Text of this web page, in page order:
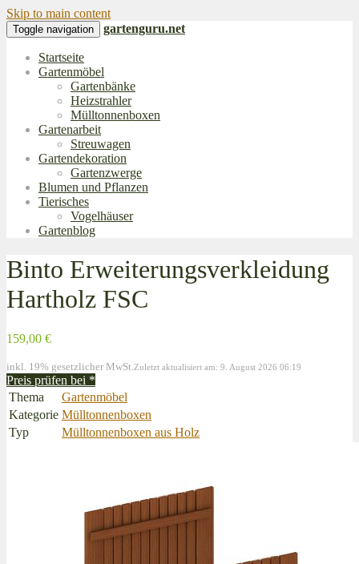
Skip to main content
Toggle navigation gartenguru.net
Startseite
Gartenmöbel
Gartenbänke
Heizstrahler
Mülltonnenboxen
Gartenarbeit
Streuwagen
Gartendekoration
Gartenzwerge
Blumen und Pflanzen
Tierisches
Vogelhäuser
Gartenblog
Binto Erweiterungsverkleidung
Hartholz FSC
159,00 €
inkl. 19% gesetzlicher MwSt. Zuletzt aktualisiert am: 9. August 2026 06:19
Preis prüfen bei *
Thema
Gartenmöbel
Kategorie Mülltonnenboxen
Typ
Mülltonnenboxen aus Holz